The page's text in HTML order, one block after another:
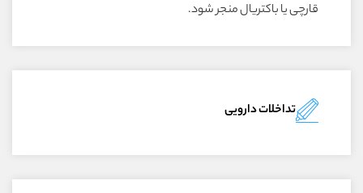
قارچى يا باکتريال منجر شود.
تداخلات دارویی